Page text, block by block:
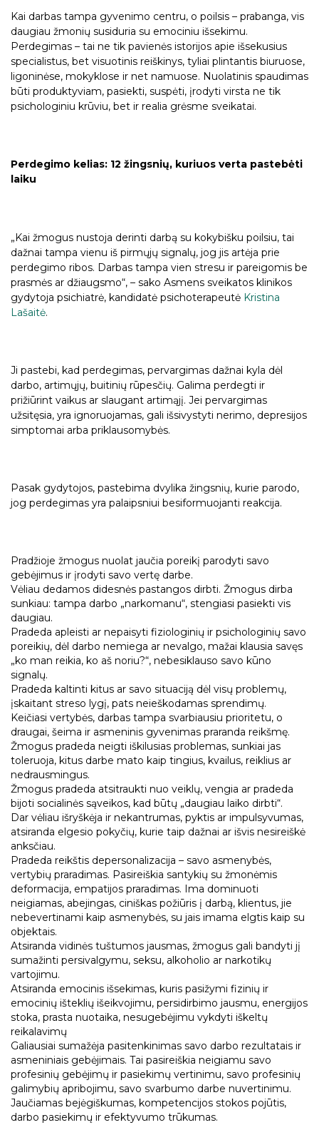
Kai darbas tampa gyvenimo centru, o poilsis – prabanga, vis
daugiau žmonių susiduria su emociniu išsekimu.
Perdegimas – tai ne tik pavienės istorijos apie išsekusius
specialistus, bet visuotinis reiškinys, tyliai plintantis biuruose,
ligoninėse, mokyklose ir net namuose. Nuolatinis spaudimas
būti produktyviam, pasiekti, suspėti, įrodyti virsta ne tik
psichologiniu krūviu, bet ir realia grėsme sveikatai.
Perdegimo kelias: 12 žingsnių, kuriuos verta pastebėti
laiku
„Kai žmogus nustoja derinti darbą su kokybišku poilsiu, tai
dažnai tampa vienu iš pirmųjų signalų, jog jis artėja prie
perdegimo ribos. Darbas tampa vien stresu ir pareigomis be
prasmės ar džiaugsmo“, – sako Asmens sveikatos klinikos
gydytoja psichiatrė, kandidatė psichoterapeutė Kristina
Lašaitė.
Ji pastebi, kad perdegimas, pervargimas dažnai kyla dėl
darbo, artimųjų, buitinių rūpesčių. Galima perdegti ir
prižiūrint vaikus ar slaugant artimąjį. Jei pervargimas
užsitęsia, yra ignoruojamas, gali išsivystyti nerimo, depresijos
simptomai arba priklausomybės.
Pasak gydytojos, pastebima dvylika žingsnių, kurie parodo,
jog perdegimas yra palaipsniui besiformuojanti reakcija.
Pradžioje žmogus nuolat jaučia poreikį parodyti savo
gebėjimus ir įrodyti savo vertę darbe.
Vėliau dedamos didesnės pastangos dirbti. Žmogus dirba
sunkiau: tampa darbo „narkomanu“, stengiasi pasiekti vis
daugiau.
Pradeda apleisti ar nepaisyti fiziologinių ir psichologinių savo
poreikių, dėl darbo nemiega ar nevalgo, mažai klausia savęs
„ko man reikia, ko aš noriu?“, nebesiklauso savo kūno
signalų.
Pradeda kaltinti kitus ar savo situaciją dėl visų problemų,
įskaitant streso lygį, pats neieškodamas sprendimų.
Keičiasi vertybės, darbas tampa svarbiausiu prioritetu, o
draugai, šeima ir asmeninis gyvenimas praranda reikšmę.
Žmogus pradeda neigti iškilusias problemas, sunkiai jas
toleruoja, kitus darbe mato kaip tingius, kvailus, reiklius ar
nedrausmingus.
Žmogus pradeda atsitraukti nuo veiklų, vengia ar pradeda
bijoti socialinės sąveikos, kad būtų „daugiau laiko dirbti“.
Dar vėliau išryškėja ir nekantrumas, pyktis ar impulsyvumas,
atsiranda elgesio pokyčių, kurie taip dažnai ar išvis nesireiškė
anksčiau.
Pradeda reikštis depersonalizacija – savo asmenybės,
vertybių praradimas. Pasireiškia santykių su žmonėmis
deformacija, empatijos praradimas. Ima dominuoti
neigiamas, abejingas, ciniškas požiūris į darbą, klientus, jie
nebevertinami kaip asmenybės, su jais imama elgtis kaip su
objektais.
Atsiranda vidinės tuštumos jausmas, žmogus gali bandyti jį
sumažinti persivalgymu, seksu, alkoholio ar narkotikų
vartojimu.
Atsiranda emocinis išsekimas, kuris pasižymi fizinių ir
emocinių išteklių išeikvojimu, persidirbimo jausmu, energijos
stoka, prasta nuotaika, nesugebėjimu vykdyti iškeltų
reikalavimų
Galiausiai sumažėja pasitenkinimas savo darbo rezultatais ir
asmeniniais gebėjimais. Tai pasireiškia neigiamu savo
profesinių gebėjimų ir pasiekimų vertinimu, savo profesinių
galimybių apribojimu, savo svarbumo darbe nuvertinimu.
Jaučiamas bejėgiškumas, kompetencijos stokos pojūtis,
darbo pasiekimų ir efektyvumo trūkumas.